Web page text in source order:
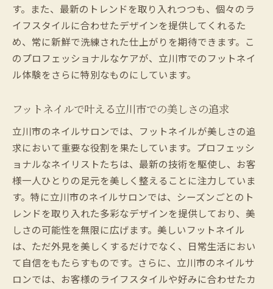
傾向
立川市のネイルサロンで特別なひとときを過ご
す方法
リラックスタイムを演出する立川市のネイ
ルサロン
出
特別感を味わう立川市のプライベートネイ
ルサロン
立川市で過ごす癒しのフットネイルセッシ
ョン
思い出に残る立川市のネイルサロン訪問の
計画
立川市のネイルサロンでの特別なケアの楽
しみ方
フットネイルで立川市のネイルサロンが提供す
す。また、最新のトレンドを取り入れつつも、個々のラ
イフスタイルに合わせたデザインを提供してくれるた
め、常に新鮮で洗練された仕上がりを期待できます。こ
のプロフェッショナルなケアが、立川市でのフットネイ
ル体験をさらに特別なものにしています。
フットネイルで叶える立川市での美しさの追求
立川市のネイルサロンでは、フットネイルが美しさの追
求において重要な役割を果たしています。プロフェッシ
ョナルなネイリストたちは、最新の技術を駆使し、お客
様一人ひとりの足元を美しく整えることに注力していま
す。特に立川市のネイルサロンでは、シーズンごとのト
レンドを取り入れた多彩なデザインを提供しており、美
しさの可能性を無限に広げます。美しいフットネイル
は、ただ外見を美しくするだけでなく、日常生活におい
て自信をもたらすものです。さらに、立川市のネイルサ
ロンでは、お客様のライフスタイルや好みに合わせたカ